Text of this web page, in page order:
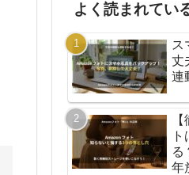
よく読まれてい
ス
丈
連
る
年